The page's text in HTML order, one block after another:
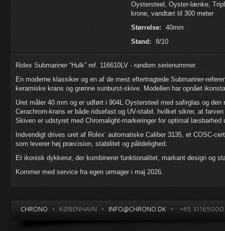
Oystersteel, Oyster-lænke,
krone, vandtæt til 300 meter
Størrelse:
40mm
Stand:
8/10
Rolex Submariner “Hulk” ref. 116610LV - random serienummer.
En moderne klassiker og en af de mest eftertragtede Submariner-
keramiske krans og grønne sunburst-skive. Modellen har opnået
Uret måler 40 mm og er udført i 904L Oystersteel med safirglas og den
Cerachrom-krans er både ridsefast og UV-stabil, hvilket sikrer, at
Skiven er udstyret med Chromalight-markeringer for optimal læsbarhed
Indvendigt drives uret af Rolex’ automatiske Caliber 3135, et COSC-
som leverer høj præcision, stabilitet og pålidelighed.
Et ikonisk dykkerur, der kombinerer funktionalitet, markant design og
Kommer med service fra egen urmager i maj 2026.
CHRONO • KØBENHAVN • INFO@CHRONO.DK • +45 31165000